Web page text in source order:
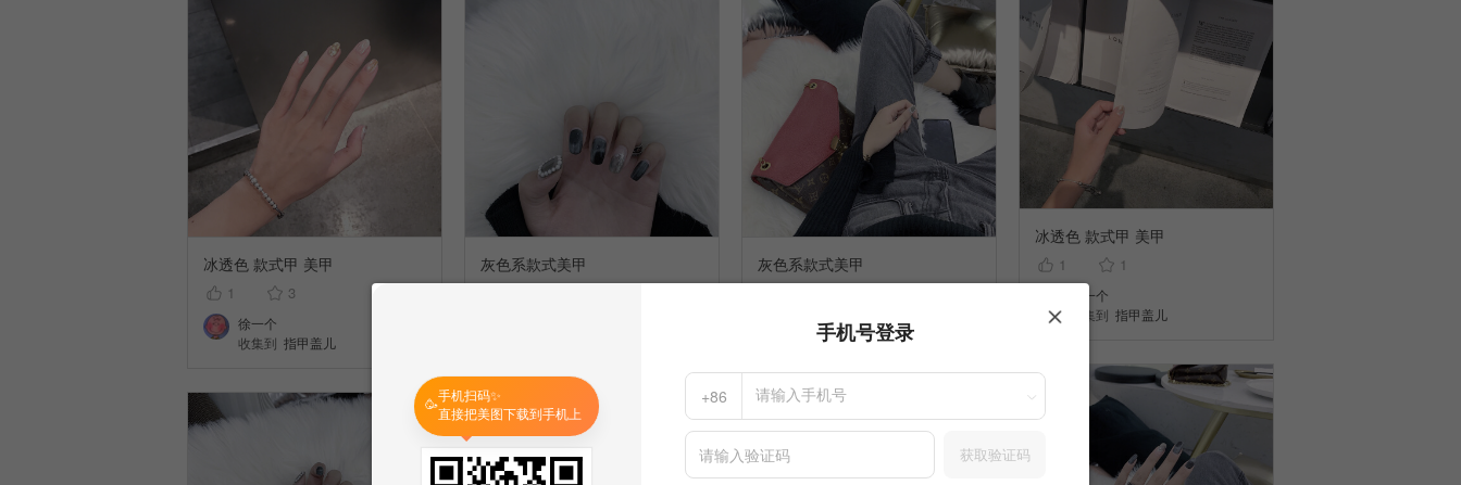
冰透色 款式甲 美甲
1 1
徐一个
收集到 指甲盖儿
冰透色 款式甲 美甲
1 3
徐一个
收集到 指甲盖儿
灰色系款式美甲 灰色系款式美甲
徐一个
收集到指甲盖儿
🥳手机扫码✨
直接把美图下载到手机上
手机号登录
+86
获取验证码